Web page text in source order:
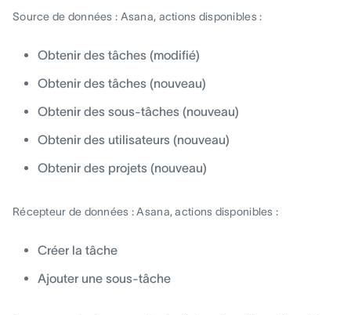
Source de données : Asana, actions disponibles :
Obtenir des tâches (modifié)
Obtenir des tâches (nouveau)
Obtenir des sous-tâches (nouveau)
Obtenir des utilisateurs (nouveau)
Obtenir des projets (nouveau)
Récepteur de données : Asana, actions disponibles :
Créer la tâche
Ajouter une sous-tâche